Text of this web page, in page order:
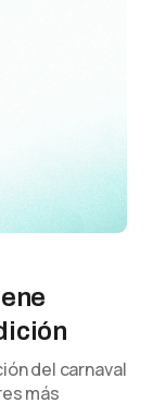
del carnaval
más